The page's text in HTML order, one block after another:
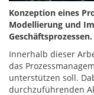
Konzeption eines
Modellierung und
Geschäftsprozessen.
Innerhalb dieser
das
unterstützen soll.
durchzuführenden